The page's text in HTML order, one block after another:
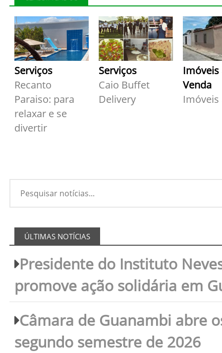
Serviços
Recanto
Paraiso: para
relaxar e se
divertir
Serviços
Caio Buffet
Delivery
Imóveis
Venda
Imóveis
ÚLTIMAS NOTÍCIAS
Presidente do Instituto
promove ação solidária em
Câmara de Guanambi abre
segundo semestre de 2026